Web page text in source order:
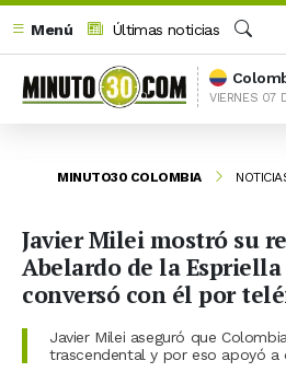
Menú
Últimas noticias
Buscar
VIERNES 07
MINUTO30 COLOMBIA
Javier Milei mostró su
Abelardo de la
conversó con él por
Javier Milei aseguró que
trascendental y por eso apoyó a